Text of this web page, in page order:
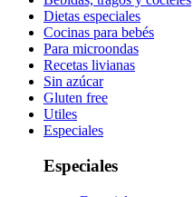
Dietas especiales
Cocinas para bebés
Para microondas
Recetas livianas
Sin azúcar
Gluten free
Utiles
Especiales
Especiales